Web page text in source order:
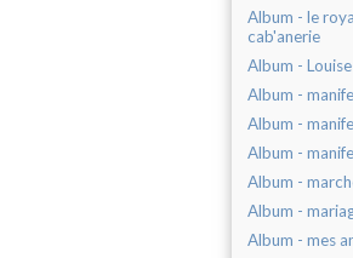
Album - le
cab'anerie
Album -
Album -
Album -
Album -
Album -
Album -
Album - mes